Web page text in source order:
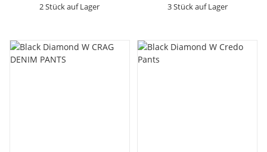
2 Stück auf Lager 3 Stück auf Lager